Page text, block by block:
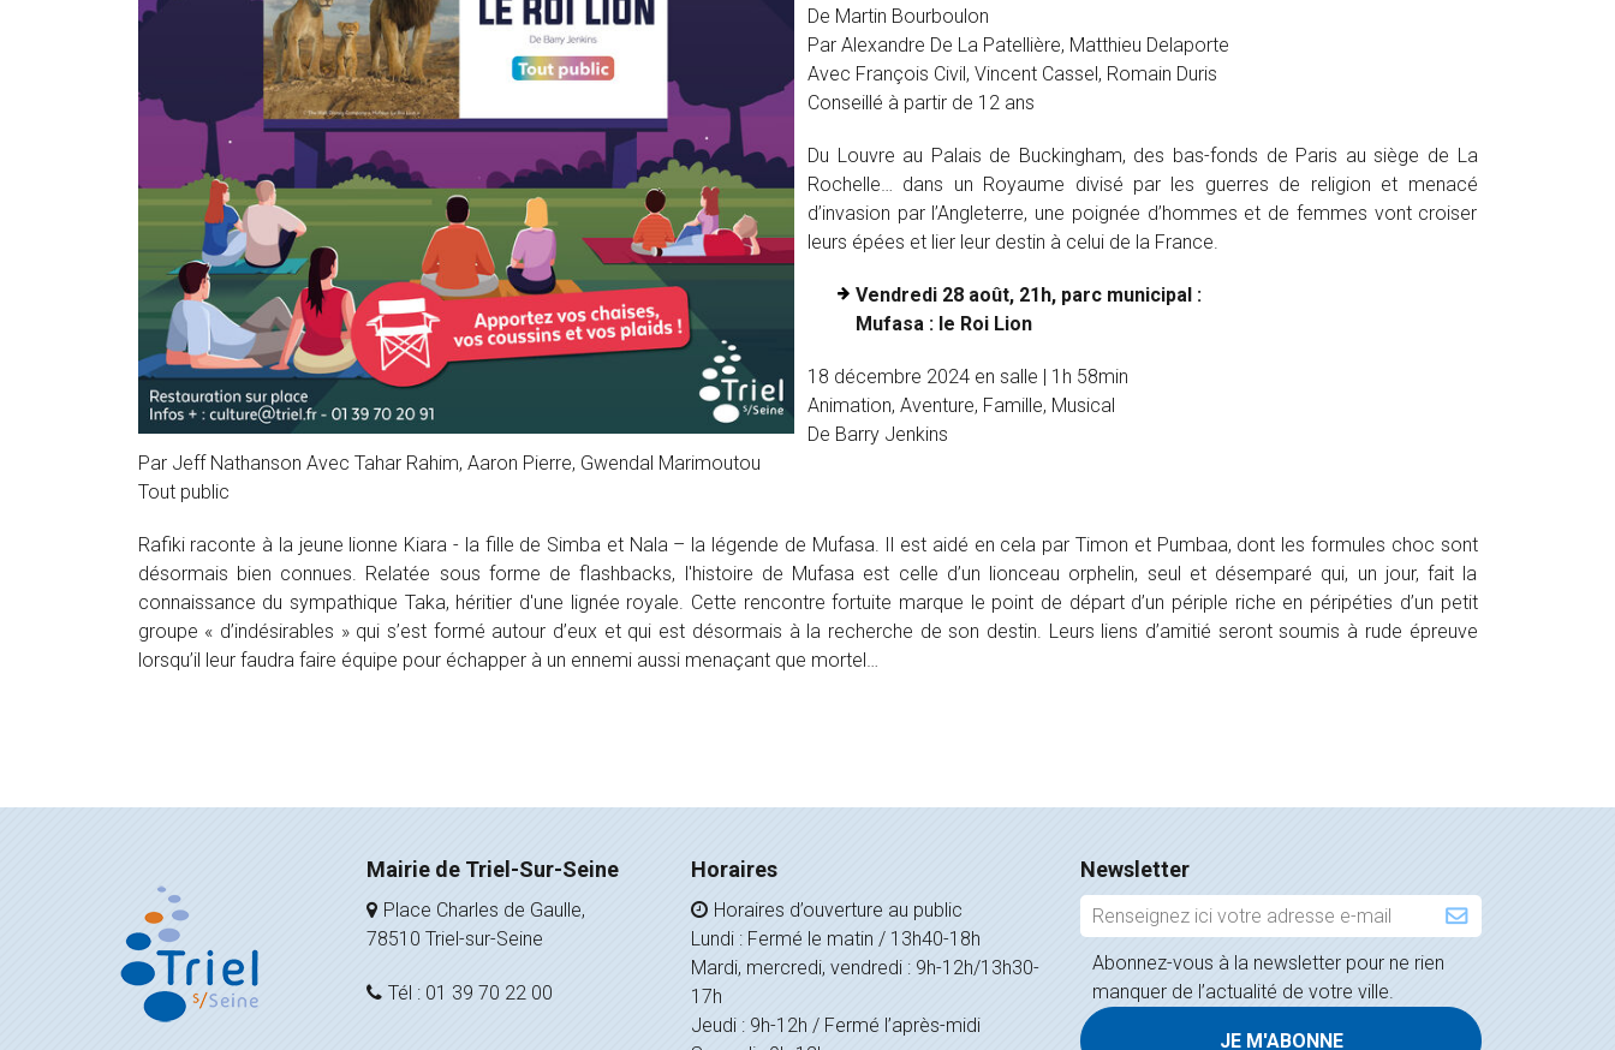
De Martin Bourboulon
Par Alexandre De La Patellière, Matthieu Delaporte
Avec François Civil, Vincent Cassel, Romain Duris
Conseillé à partir de 12 ans
Du Louvre au Palais de Buckingham, des bas-fonds de Paris au siège de La
Rochelle… dans un Royaume divisé par les guerres de religion et menacé
d’invasion par l’Angleterre, une poignée d’hommes et de femmes vont croiser
leurs épées et lier leur destin à celui de la France.
Vendredi 28 août, 21h, parc municipal :
Mufasa : le Roi Lion
18 décembre 2024 en salle | 1h 58min
Animation, Aventure, Famille, Musical
De Barry Jenkins
Par Jeff Nathanson Avec Tahar Rahim, Aaron Pierre, Gwendal Marimoutou
Tout public
Rafiki raconte à la jeune lionne Kiara - la fille de Simba et Nala – la légende de Mufasa. Il est aidé en cela par Timon et Pumbaa, dont les formules choc sont
désormais bien connues. Relatée sous forme de flashbacks, l'histoire de Mufasa est celle d’un lionceau orphelin, seul et désemparé qui, un jour, fait la
connaissance du sympathique Taka, héritier d'une lignée royale. Cette rencontre fortuite marque le point de départ d’un périple riche en péripéties d’un petit
groupe « d’indésirables » qui s’est formé autour d’eux et qui est désormais à la recherche de son destin. Leurs liens d’amitié seront soumis à rude épreuve
lorsqu’il leur faudra faire équipe pour échapper à un ennemi aussi menaçant que mortel…
Mairie de Triel-Sur-Seine
Place Charles de Gaulle,
78510 Triel-sur-Seine
Tél : 01 39 70 22 00
Horaires
Horaires d’ouverture au public
Lundi : Fermé le matin / 13h40-18h
Mardi, mercredi, vendredi : 9h-12h/13h30-
17h
Jeudi : 9h-12h / Fermé l’après-midi
Newsletter
Inscription
à
la
newsletter
Abonnez-vous à la newsletter pour ne rien
manquer de l’actualité de votre ville.